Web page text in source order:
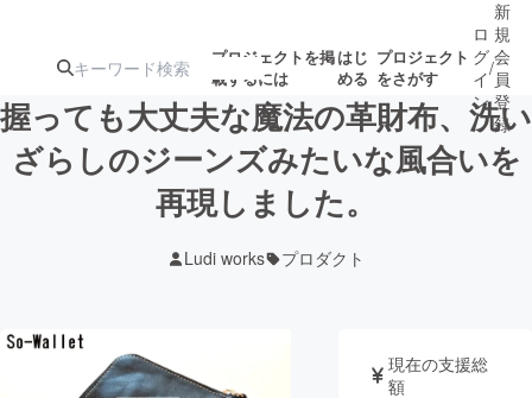
プロジェクトを掲
載するには
はじ
める
プロジェクト
をさがす
注目のリ 注目の新着プロ 募集終了が近いプ
テクノロジー・ガジェット
ロ
グ
イ
ン
/
新
規
会
員
登
録
握っても大丈夫な魔法の革財布、洗い
ざらしのジーンズみたいな風合いを
再現しました。
Ludi works プロダクト
現在の支援総
額